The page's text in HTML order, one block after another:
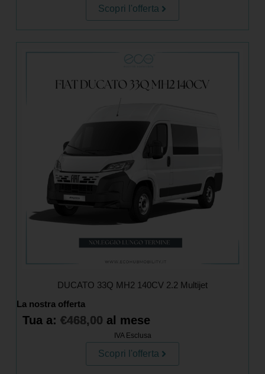
Scopri l'offerta
DUCATO 33Q MH2 140CV 2.2 Multijet
La nostra offerta
Tua a: €468,00 al mese
IVA Esclusa
Scopri l'offerta